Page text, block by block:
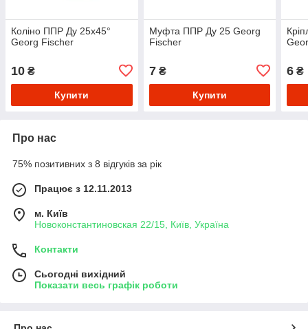
Коліно ППР Ду 25х45°
Georg Fischer
10 ₴
Купити
Муфта ППР Ду 25 Georg
Fischer
7₴
Купити
6 ₴
Про нас
75% позитивних з 8 відгуків за рік
Працює з 12.11.2013
м. Київ
Новоконстантиновская 22/15, Київ, Україна
Контакти
Сьогодні вихідний
Показати весь графік роботи